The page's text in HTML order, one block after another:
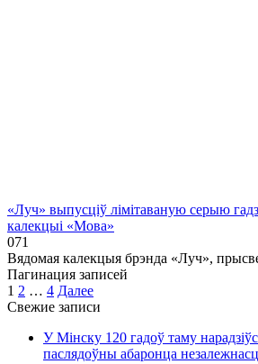
«Луч» выпусціў лiмiтаваную серыю
калекцыі «Мова»
071
Вядомая калекцыя брэнда «Луч»,
Пагинация записей
1 2 … 4 Далее
Свежие записи
У Мінску 120 гадоў таму
паслядоўны абаронца